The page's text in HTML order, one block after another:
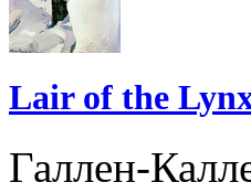
Lair of the
Галлен-